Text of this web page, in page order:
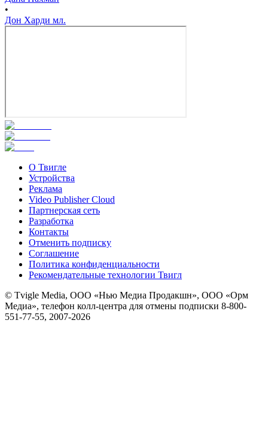
•
Дон Харди мл.
О Твигле
Устройства
Реклама
Video Publisher Cloud
Партнерская сеть
Разработка
Контакты
Отменить подписку
Соглашение
Политика конфиденциальности
Рекомендательные технологии Твигл
© Tvigle Media, ООО «Нью Медиа Продакшн», ООО «Орм
Медиа», телефон колл-центра для отмены подписки 8-800-
551-77-55, 2007-2026